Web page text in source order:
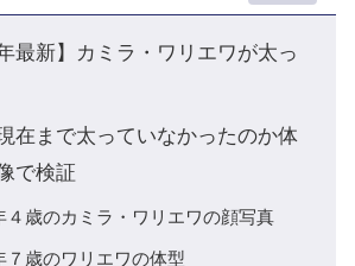
最新】カミラ・ワリエワが太っ
在まで太っていなかったのか体
で検証
４歳のカミラ・ワリエワの顔写真
７歳のワリエワの体型